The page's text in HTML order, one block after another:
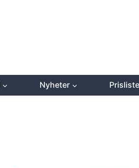
Nyheter Prisliste